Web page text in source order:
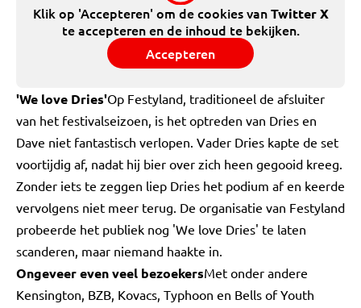
Klik op 'Accepteren' om de cookies vanTwitter X
te accepteren en de inhoud te bekijken.
Accepteren
'We love Dries'Op Festyland, traditioneel de afsluiter
van het festivalseizoen, is het optreden van Dries en
Dave niet fantastisch verlopen. Vader Dries kapte de set
voortijdig af, nadat hij bier over zich heen gegooid kreeg.
Zonder iets te zeggen liep Dries het podium af en keerde
vervolgens niet meer terug. De organisatie van Festyland
probeerde het publiek nog 'We love Dries' te laten
scanderen, maar niemand haakte in.
Ongeveer even veel bezoekersMet onder andere
Kensington, BZB, Kovacs, Typhoon en Bells of Youth